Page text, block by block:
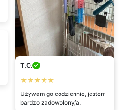
Arleta
T.O.
★★★★★
Używam go codziennie, jestem
bardzo zadowolony/a.